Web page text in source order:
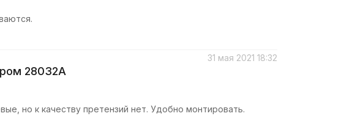
31 мая 2021 18:32
28032A
но к качеству претензий нет. Удобно монтировать.